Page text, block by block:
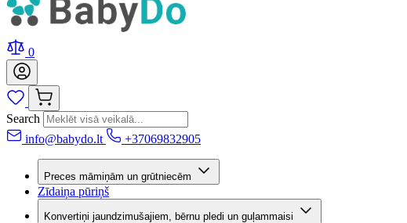
0
Search
info@babydo.lt
+37069832905
Preces māmiņām un grūtniecēm
Zīdaiņa pūriņš
Konvertiņi jaundzimušajiem, bērnu pledi un guļammaisi